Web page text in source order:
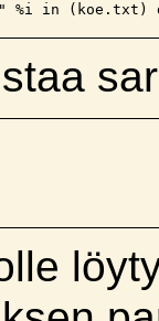
%i in (koe.txt)